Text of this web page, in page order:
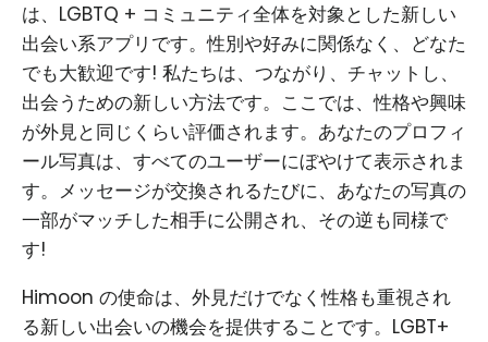
は、LGBTQ + コミュニティ全体を対象とした新しい
出会い系アプリです。性別や好みに関係なく、どなた
でも大歓迎です! 私たちは、つながり、チャットし、
出会うための新しい方法です。ここでは、性格や興味
が外見と同じくらい評価されます。あなたのプロフィ
ール写真は、すべてのユーザーにぼやけて表示されま
す。メッセージが交換されるたびに、あなたの写真の
一部がマッチした相手に公開され、その逆も同様で
す!
Himoon の使命は、外見だけでなく性格も重視され
る新しい出会いの機会を提供することです。LGBT+